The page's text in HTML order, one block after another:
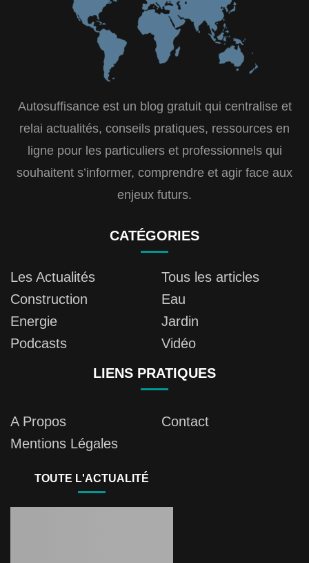
Autosuffisance est un blog gratuit qui centralise et
relai actualités, conseils pratiques, ressources en
ligne pour les particuliers et professionnels qui
souhaitent s’informer, comprendre et agir face aux
enjeux futurs.
CATÉGORIES
Les Actualités
Tous les articles
Construction
Eau
Energie
Jardin
Podcasts
Vidéo
LIENS PRATIQUES
A Propos
Contact
Mentions Légales
TOUTE L'ACTUALITÉ